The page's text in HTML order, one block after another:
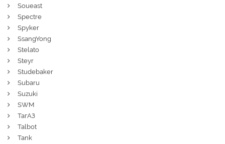
Soueast
Spectre
Spyker
SsangYong
Stelato
Steyr
Studebaker
Subaru
Suzuki
SWM
ТагАЗ
Talbot
Tank